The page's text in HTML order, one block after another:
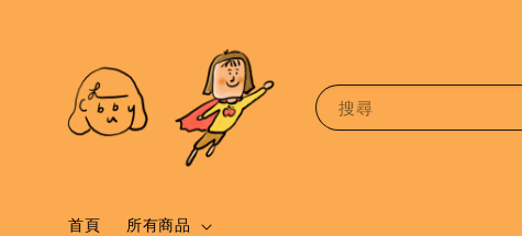
搜尋
首頁 所有商品